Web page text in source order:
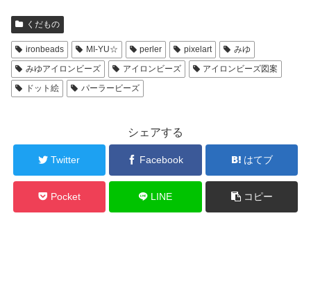
くだもの
ironbeads MI-YU☆ perler pixelart
みゆ
みゆアイロンビーズ
アイロンビーズ
アイロンビーズ図案
ドット絵
パーラービーズ
シェアする
Twitter Facebook はてブ
Pocket LINE コピー